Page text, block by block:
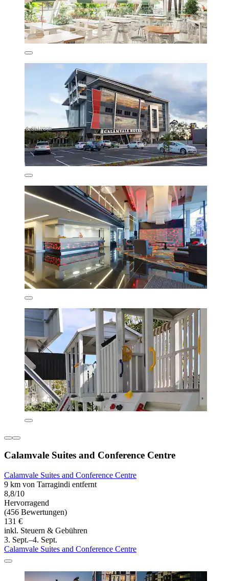
Calamvale Suites and Conference Centre
Calamvale Suites and Conference Centre
9 km von Tarragindi entfernt
8,8/10
Hervorragend
(456 Bewertungen)
131 €
inkl. Steuern & Gebühren
3. Sept.–4. Sept.
Calamvale Suites and Conference Centre